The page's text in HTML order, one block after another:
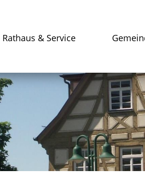
Rathaus & Service